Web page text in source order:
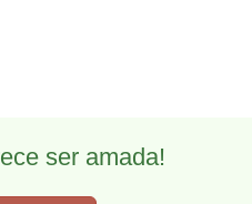
ser amada!